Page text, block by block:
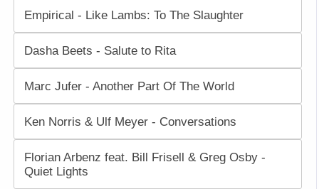
Empirical - Like Lambs: To The Slaughter
Dasha Beets - Salute to Rita
Marc Jufer - Another Part Of The World
Ken Norris & Ulf Meyer - Conversations
Florian Arbenz feat. Bill Frisell & Greg Osby -
Quiet Lights